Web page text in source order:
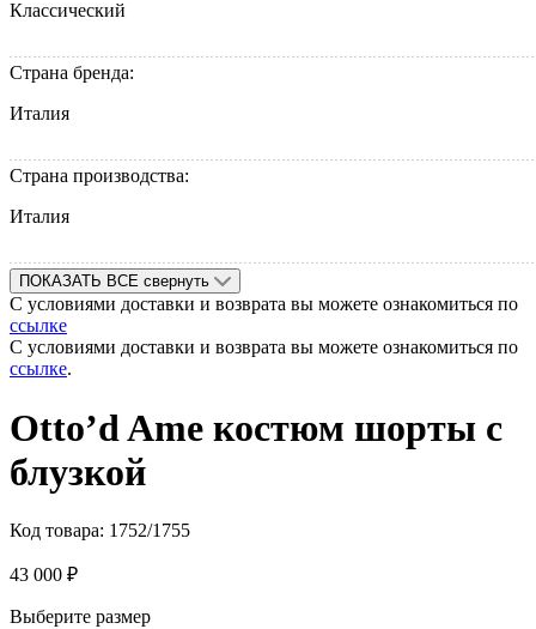
Классический
Страна бренда:
Италия
Страна производства:
Италия
ПОКАЗАТЬ ВСЕ свернуть
С условиями доставки и возврата вы можете ознакомиться по
ссылке
С условиями доставки и возврата вы можете ознакомиться по
ссылке.
Otto’d Ame костюм шорты с
блузкой
Код товара: 1752/1755
43 000 ₽
Выберите размер